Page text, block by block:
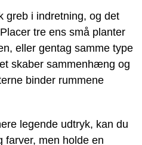
greb i indretning, og det
tre ens små planter
eller gentag samme type
skaber sammenhæng og
binder rummene
legende udtryk, kan du
farver, men holde en